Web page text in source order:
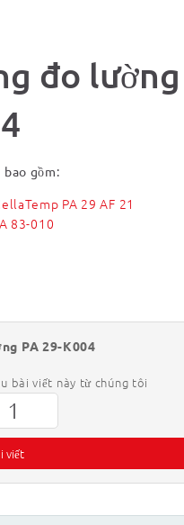
đo
gồm:
PA 29 AF 21
83-010
PA 29-K004
bài viết này từ chúng tôi
viết